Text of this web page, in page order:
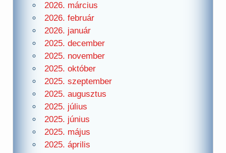
2026. március
2026. február
2026. január
2025. december
2025. november
2025. október
2025. szeptember
2025. augusztus
2025. július
2025. június
2025. május
2025. április